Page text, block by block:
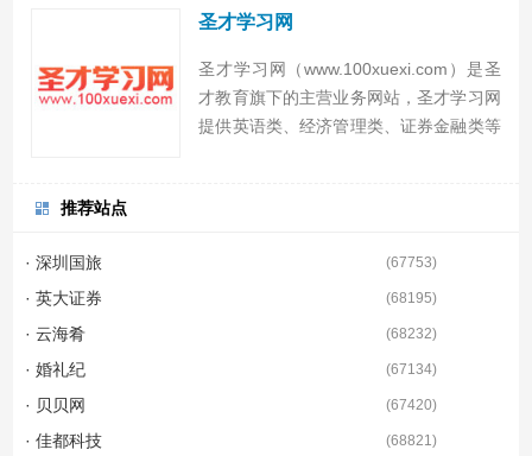
试介绍、考试简章、考试日程表、报名文
圣才学习网
圣才学习网（www.100xuexi.com）是圣
才教育旗下的主营业务网站，圣才学习网
提供英语类、经济管理类、证券金融类等
推荐站点
· 深圳国旅 (67753)
· 英大证券 (68195)
· 云海肴 (68232)
· 婚礼纪 (67134)
· 贝贝网 (67420)
· 佳都科技 (68821)